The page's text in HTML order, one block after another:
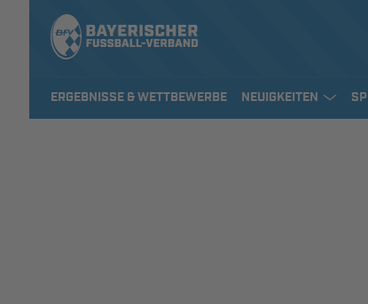
ERGEBNISSE & WETTBEWERBE NEUIGKEITEN